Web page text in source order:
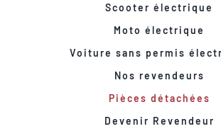
Scooter électrique
Moto électrique
Voiture sans permis
Nos revendeurs
Pièces détachées
Devenir Revendeur